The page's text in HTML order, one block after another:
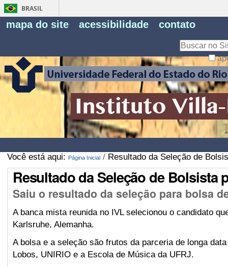
BRASIL
mapa do site acessibilidade contato
Você está aqui: Página Inicial / Resultado da Seleção de
Resultado da Seleção de Bolsista
Saiu o resultado da seleção para bolsa
A banca mista reunida no IVL selecionou o candidato
Karlsruhe, Alemanha.
A bolsa e a seleção são frutos da parceria de longa
Lobos, UNIRIO e a Escola de Música da UFRJ.